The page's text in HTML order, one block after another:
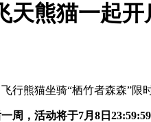
天熊猫一起
行熊猫坐骑“栖竹者森森”
周，活动将于7月8日